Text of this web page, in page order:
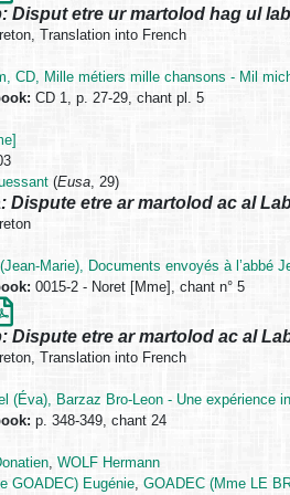
Disput etre ur martolod hag ul
Translation into French
CD, Mille métiers mille chansons - Mil
CD 1, p. 27-29, chant pl. 5
(Eusa, 29)
Dispute etre ar martolod ac al
Marie), Documents envoyés à l’abbé
0015-2 - Noret [Mme], chant n° 5
Dispute etre ar martolod ac al
Translation into French
(Éva), Barzaz Bro-Leon - Une expérience
p. 348-349, chant 24
,WOLF Hermann
GOADEC) Eugénie,GOADEC (Mme LE